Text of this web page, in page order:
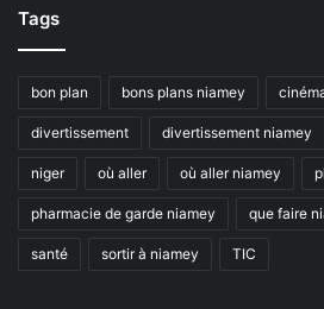
Tags
bon plan bons plans niamey
divertissement divertissement niamey
niger où aller où aller niamey
pharmacie de garde niamey que faire
santé sortir à niamey TIC